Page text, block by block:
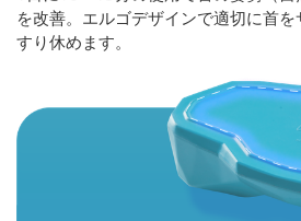
を改善。エルゴデザインで適切に首
すり休めます。